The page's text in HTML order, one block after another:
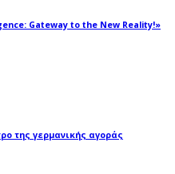
Gateway to the New Reality!»
της γερμανικής αγοράς